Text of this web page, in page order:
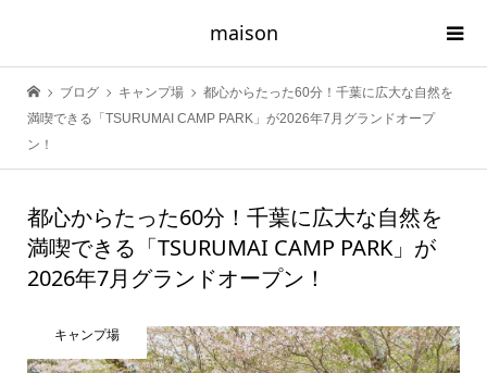
maison
ブログ キャンプ場
都心からたった60分！千葉に広大な自然を
満喫できる「TSURUMAI CAMP PARK」が2026年7月グランドオープ
ン！
都心からたった60分！千葉に広大な自然を
満喫できる「TSURUMAI CAMP PARK」が
2026年7月グランドオープン！
キャンプ場